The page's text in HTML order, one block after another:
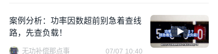
案例分析：功率因数超前别急着查线
路，先查负载！
无功补偿那点事 07/07 10:40